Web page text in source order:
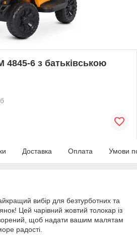
4845-6 з батьківською
Доставка Оплата Умови
вибір для безтурботних та
Цей чарівний жовтий толокар із
щоб надати вашим малятам
радості.